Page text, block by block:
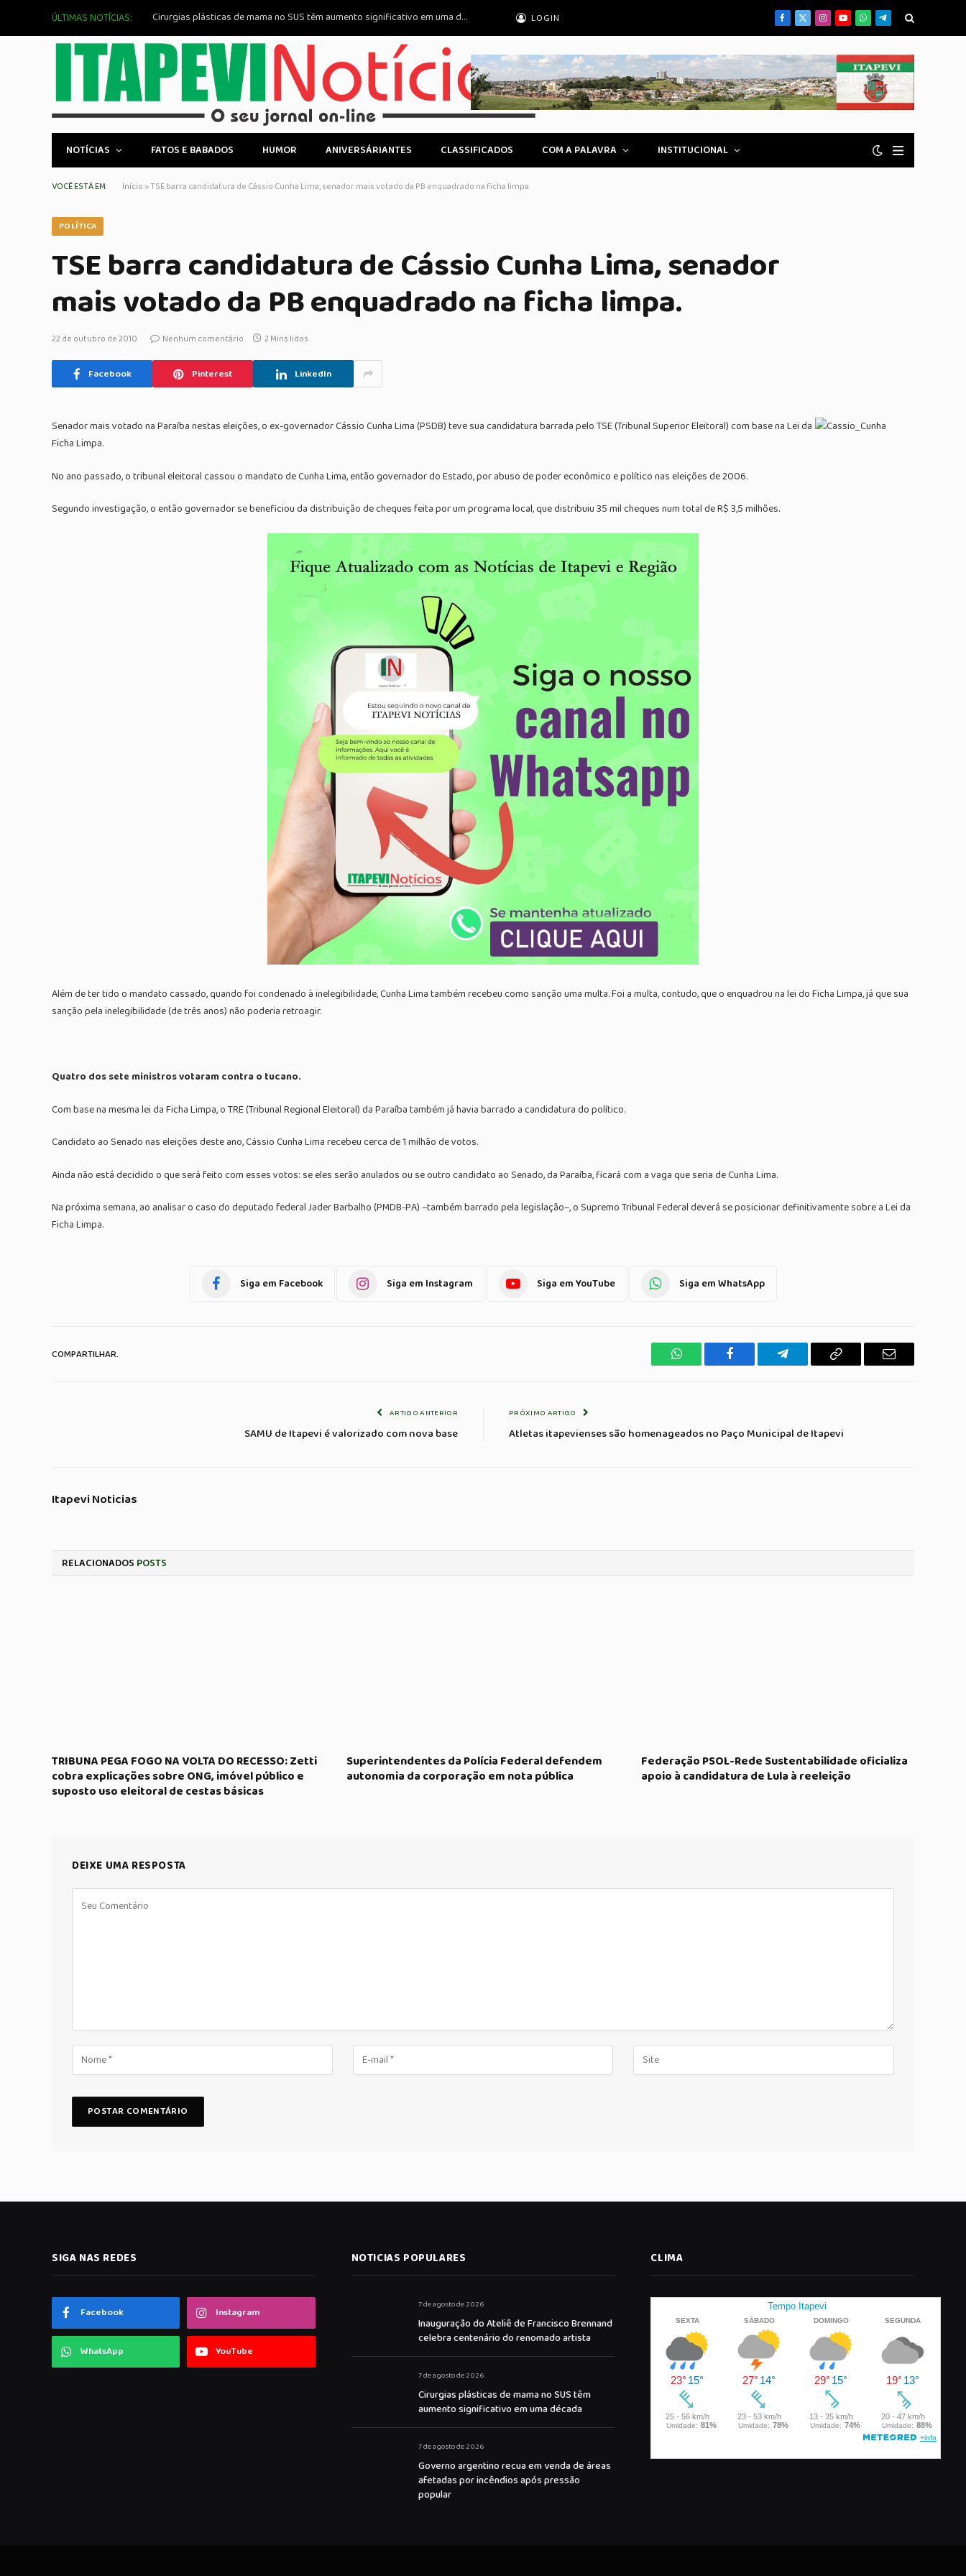
ÚLTIMAS NOTÍCIAS: Cirurgias plásticas de mama no SUS têm aumento significativo em uma década LOGIN Facebook
X
(Twitter)
Instagram
YouTubeWhatsApp
Telegrama
NOTÍCIAS FATOS E BABADOS HUMOR ANIVERSÁRIANTES CLASSIFICADOS COM A PALAVRA INSTITUCIONAL
VOCÊ ESTÁ EM: Início »TSE barra candidatura de Cássio Cunha Lima, senador mais votado da PB enquadrado na ficha limpa.
POLÍTICA
TSE barra candidatura de Cássio Cunha Lima, senador
mais votado da PB enquadrado na ficha limpa.
22 de outubro de 2010 Nenhum comentário 2 Mins lidos
Facebook Pinterest LinkedIn
Senador mais votado na Paraíba nestas eleições, o ex-governador Cássio Cunha Lima (PSDB) teve sua candidatura barrada pelo TSE (Tribunal Superior Eleitoral) com base na Lei da
Ficha Limpa.
No ano passado, o tribunal eleitoral cassou o mandato de Cunha Lima, então governador do Estado, por abuso de poder econômico e político nas eleições de 2006.
Segundo investigação, o então governador se beneficiou da distribuição de cheques feita por um programa local, que distribuiu 35 mil cheques num total de R$ 3,5 milhões.
Além de ter tido o mandato cassado, quando foi condenado à inelegibilidade, Cunha Lima também recebeu como sanção uma multa. Foi a multa, contudo, que o enquadrou na lei do Ficha Limpa, já que sua
sanção pela inelegibilidade (de três anos) não poderia retroagir.
Quatro dos sete ministros votaram contra o tucano.
Com base na mesma lei da Ficha Limpa, o TRE (Tribunal Regional Eleitoral) da Paraíba também já havia barrado a candidatura do político.
Candidato ao Senado nas eleições deste ano, Cássio Cunha Lima recebeu cerca de 1 milhão de votos.
Ainda não está decidido o que será feito com esses votos: se eles serão anulados ou se outro candidato ao Senado, da Paraíba, ficará com a vaga que seria de Cunha Lima.
Na próxima semana, ao analisar o caso do deputado federal Jader Barbalho (PMDB-PA) –também barrado pela legislação–, o Supremo Tribunal Federal deverá se posicionar definitivamente sobre a Lei da
Ficha Limpa.
Siga em Facebook Siga em Instagram Siga em YouTube Siga em WhatsApp
COMPARTILHAR.
WhatsAppFacebook TelegramaCopiar
E-
ARTIGO ANTERIOR
SAMU de Itapevi é valorizado com nova base
PRÓXIMO ARTIGO
Atletas itapevienses são homenageados no Paço Municipal de Itapevi
Itapevi Noticias
RELACIONADOS POSTS
TRIBUNA PEGA FOGO NA VOLTA DO RECESSO: Zetti
cobra explicações sobre ONG, imóvel público e
suposto uso eleitoral de cestas básicas
Superintendentes da Polícia Federal defendem
autonomia da corporação em nota pública
Federação PSOL-Rede Sustentabilidade oficializa
apoio à candidatura de Lula à reeleição
DEIXE UMA RESPOSTA
SIGA NAS REDES
Facebook Instagram
WhatsApp YouTube
NOTICIAS POPULARES
7 de agosto de 2026
Inauguração do Ateliê de Francisco Brennand
celebra centenário do renomado artista
7 de agosto de 2026
Cirurgias plásticas de mama no SUS têm
aumento significativo em uma década
7 de agosto de 2026
Governo argentino recua em venda de áreas
afetadas por incêndios após pressão
popular
CLIMA